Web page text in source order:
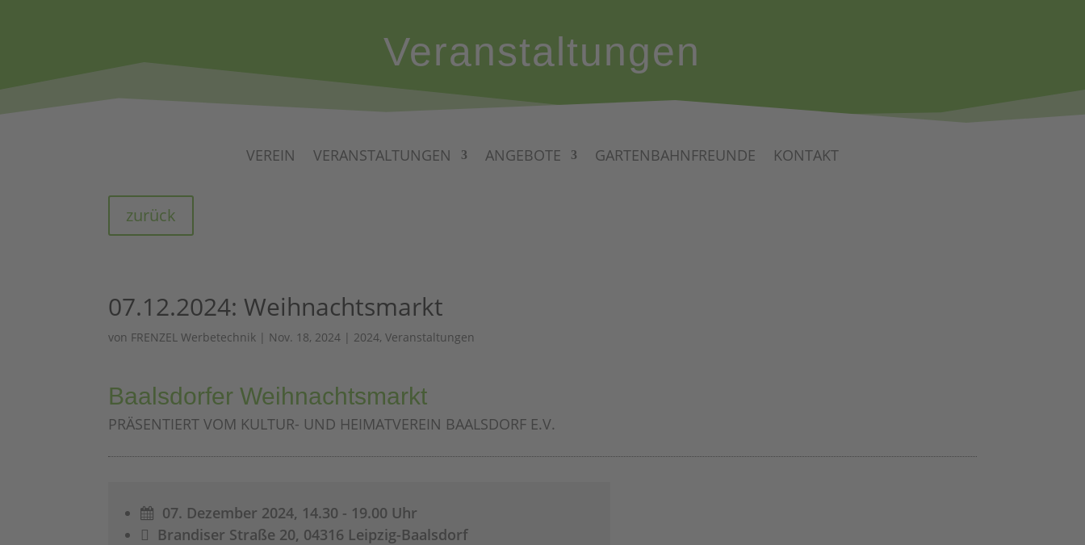
Veranstaltungen
VEREIN VERANSTALTUNGEN ANGEBOTE GARTENBAHNFREUNDE KONTAKT
zurück
07.12.2024: Weihnachtsmarkt
von FRENZEL Werbetechnik | Nov. 18, 2024 | 2024,Veranstaltungen
Baalsdorfer Weihnachtsmarkt
PRÄSENTIERT VOM KULTUR- UND HEIMATVEREIN BAALSDORF E.V.
 07. Dezember 2024, 14.30 - 19.00 Uhr
 Brandiser Straße 20, 04316 Leipzig-Baalsdorf